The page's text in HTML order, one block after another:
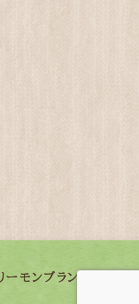
モンブラン. All